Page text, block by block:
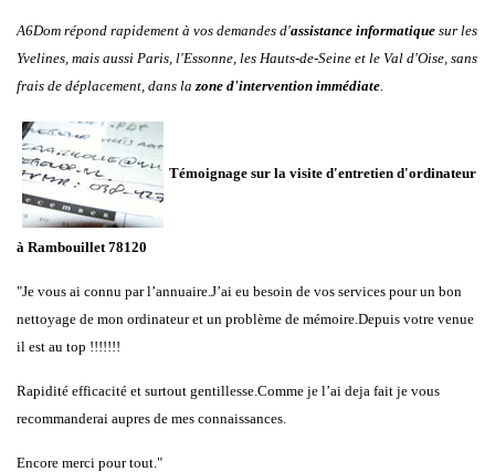
A6Dom répond rapidement à vos demandes d'assistance informatique sur les
Yvelines, mais aussi Paris, l'Essonne, les Hauts-de-Seine et le Val d'Oise, sans
frais de déplacement, dans lazone d'intervention immédiate.
Témoignage sur la visite d'entretien d'ordinateur
à Rambouillet78120
"Je vous ai connu par l’annuaire.J’ai eu besoin de vos services pour un bon
nettoyage de mon ordinateur et un problème de mémoire.Depuis votre venue
il est au top !!!!!!!
Rapidité efficacité et surtout gentillesse.Comme je l’ai deja fait je vous
recommanderai aupres de mes connaissances.
Encore merci pour tout."